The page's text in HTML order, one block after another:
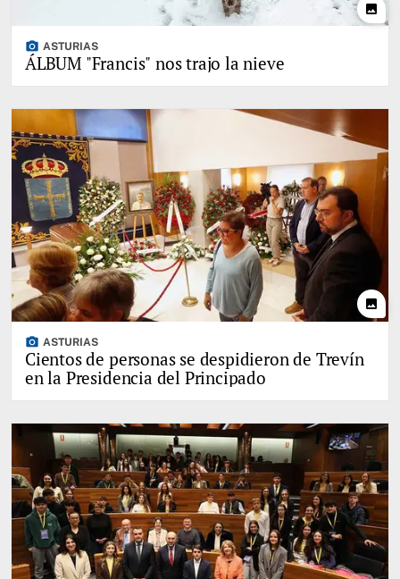
photo
photo_camera ASTURIAS
ÁLBUM "Francis" nos trajo la nieve
photo
photo_camera ASTURIAS
Cientos de personas se despidieron de Trevín
en la Presidencia del Principado